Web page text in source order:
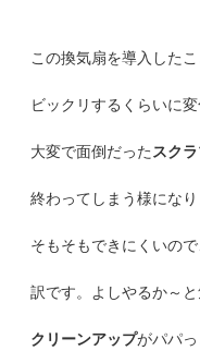
この換気扇を導入したこ
ビックリするくらいに変
大変で面倒だった スク
終わってしまう様にな
そもそもできにくいので
訳です。よしやるか～と
クリーンアップがパパ